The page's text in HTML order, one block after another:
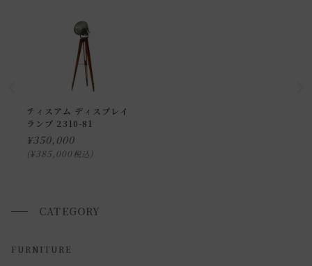
小型商品の日時・時間指定について
お届け時間帯(大型以外) は、
申し訳ございませんが、具体的な時間帯指定をしての出荷は
できません。
また、 日曜・祝日は、時間帯指定ができません。
いませ 。
返品・交換について
ティスアム ディスプレイ
ランプ 2310-81
¥350,000
¥385,000 税込
CATEGORY
FURNITURE